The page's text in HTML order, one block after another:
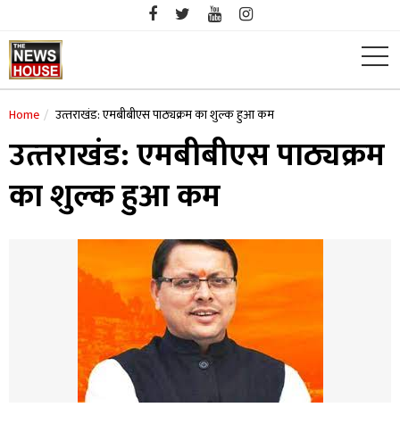
content
Home उत्‍तराखंड: एमबीबीएस पाठ्यक्रम का शुल्क हुआ कम
उत्‍तराखंड: एमबीबीएस पाठ्यक्रम
का शुल्क हुआ कम